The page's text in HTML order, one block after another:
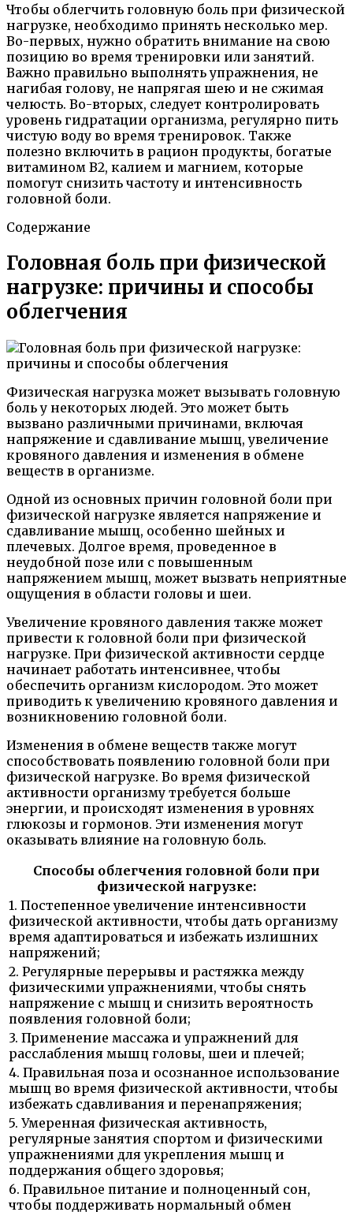
Чтобы облегчить головную боль при физической
нагрузке, необходимо принять несколько мер.
Во-первых, нужно обратить внимание на свою
позицию во время тренировки или занятий.
Важно правильно выполнять упражнения, не
нагибая голову, не напрягая шею и не сжимая
челюсть. Во-вторых, следует контролировать
уровень гидратации организма, регулярно пить
чистую воду во время тренировок. Также
полезно включить в рацион продукты, богатые
витамином В2, калием и магнием, которые
помогут снизить частоту и интенсивность
головной боли.
Содержание
Головная боль при физической
нагрузке: причины и способы
облегчения
Физическая нагрузка может вызывать головную
боль у некоторых людей. Это может быть
вызвано различными причинами, включая
напряжение и сдавливание мышц, увеличение
кровяного давления и изменения в обмене
веществ в организме.
Одной из основных причин головной боли при
физической нагрузке является напряжение и
сдавливание мышц, особенно шейных и
плечевых. Долгое время, проведенное в
неудобной позе или с повышенным
напряжением мышц, может вызвать неприятные
ощущения в области головы и шеи.
Увеличение кровяного давления также может
привести к головной боли при физической
нагрузке. При физической активности сердце
начинает работать интенсивнее, чтобы
обеспечить организм кислородом. Это может
приводить к увеличению кровяного давления и
возникновению головной боли.
Изменения в обмене веществ также могут
способствовать появлению головной боли при
физической нагрузке. Во время физической
активности организму требуется больше
энергии, и происходят изменения в уровнях
глюкозы и гормонов. Эти изменения могут
оказывать влияние на головную боль.
Способы облегчения головной боли при
физической нагрузке:
1. Постепенное увеличение интенсивности
физической активности, чтобы дать организму
время адаптироваться и избежать излишних
напряжений;
2. Регулярные перерывы и растяжка между
физическими упражнениями, чтобы снять
напряжение с мышц и снизить вероятность
появления головной боли;
3. Применение массажа и упражнений для
расслабления мышц головы, шеи и плечей;
4. Правильная поза и осознанное использование
мышц во время физической активности, чтобы
избежать сдавливания и перенапряжения;
5. Умеренная физическая активность,
регулярные занятия спортом и физическими
упражнениями для укрепления мышц и
поддержания общего здоровья;
6. Правильное питание и полноценный сон,
чтобы поддерживать нормальный обмен